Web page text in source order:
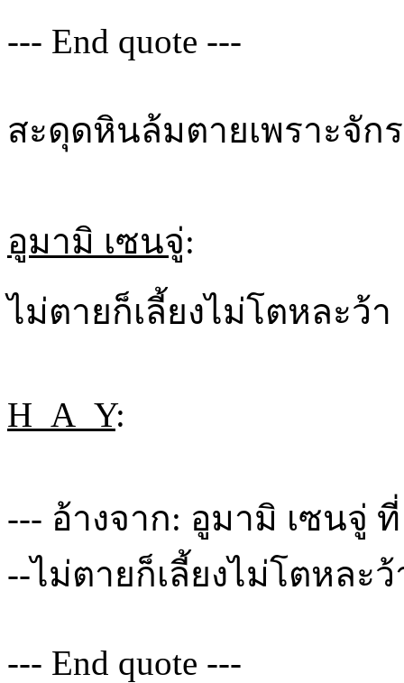
--- End quote ---
สะดุดหินล้มตายเพราะจัก
อูมามิ เซนจู่:
ไม่ตายก็เลี้ยงไม่โตหละว้า
H_A_Y:
--- อ้างจาก: อูมามิ เซนจู่ ที่
--ไม่ตายก็เลี้ยงไม่โตหละ
--- End quote ---